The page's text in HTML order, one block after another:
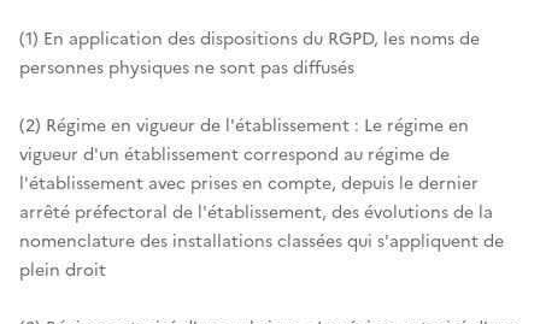
(1) En application des dispositions du RGPD, les noms de
personnes physiques ne sont pas diffusés
(2) Régime en vigueur de l'établissement : Le régime en
vigueur d'un établissement correspond au régime de
l'établissement avec prises en compte, depuis le dernier
arrêté préfectoral de l'établissement, des évolutions de la
nomenclature des installations classées qui s'appliquent de
plein droit